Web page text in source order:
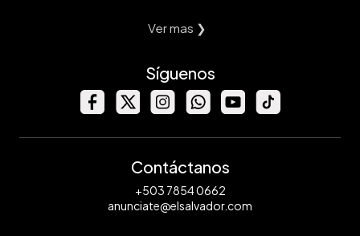
Ver mas ❯
Síguenos
Contáctanos
+503 7854 0662
anunciate@elsalvador.com